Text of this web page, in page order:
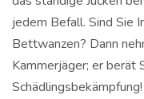
jedem Befall. Sind Sie
Bettwanzen? Dann
Kammerjäger; er berät